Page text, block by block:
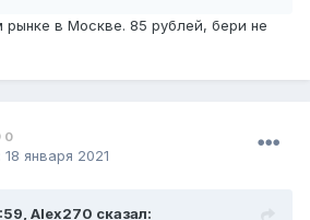
в Москве. 85 рублей, бери не
0
18 января 2021
Alex270 сказал: